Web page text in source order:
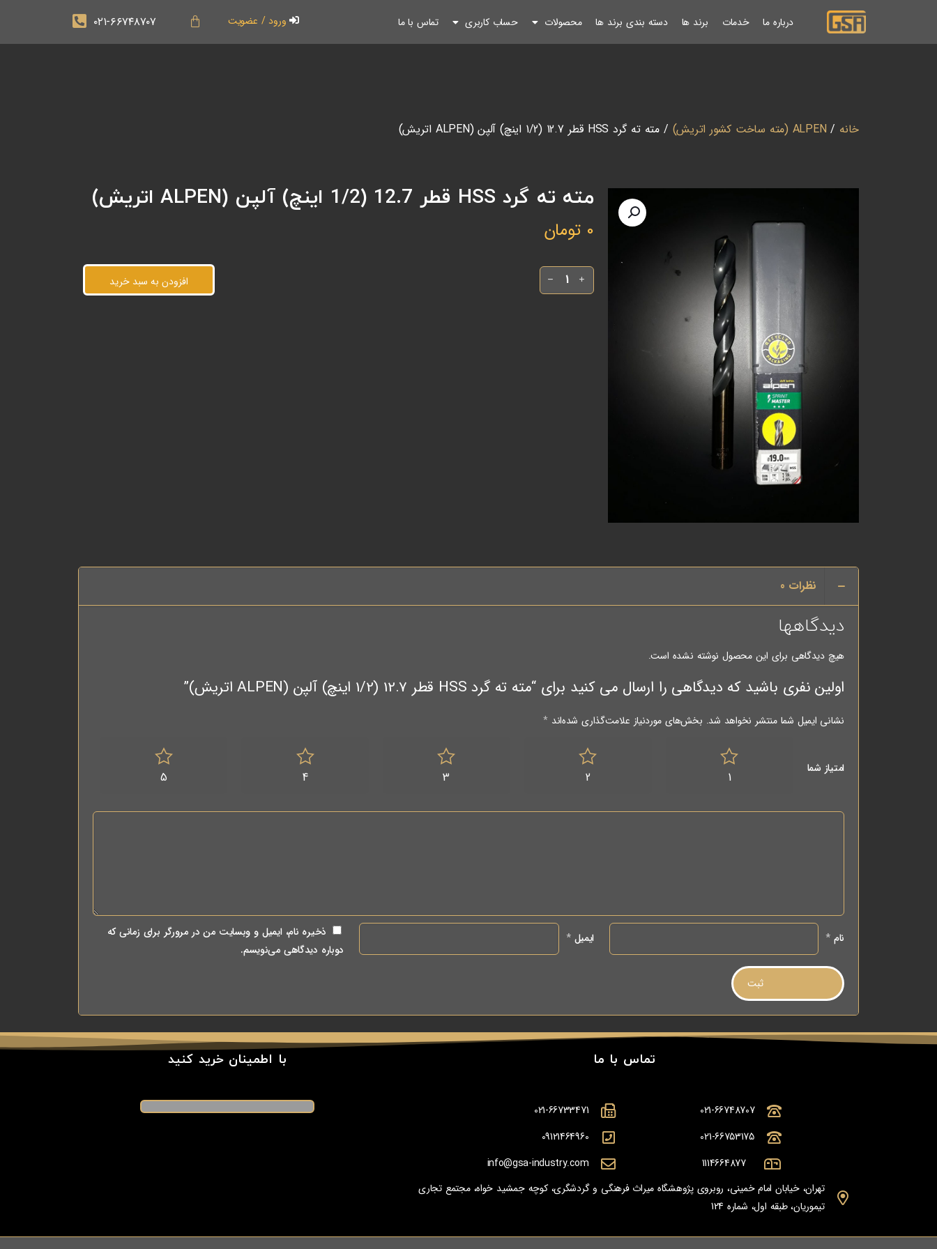
درباره ما خدمات برند ها دسته بندی برند ها محصولات حساب کاربری تماس با ما ورود / عضویت ۰۲۱-۶۶۷۴۸۷۰۷
خانه / ALPEN (مته ساخت کشور اتریش) / مته ته گرد HSS قطر 12.7 (1/2 اینچ) آلپن (ALPEN اتریش)
مته ته گرد HSS قطر 12.7 (1/2 اینچ) آلپن (ALPEN اتریش)
0 تومان
افزودن به سبد خرید
نظرات 0
دیدگاهها
هیچ دیدگاهی برای این محصول نوشته نشده است.
اولین نفری باشید که دیدگاهی را ارسال می کنید برای “مته ته گرد HSS قطر 12.7 (1/2 اینچ) آلپن (ALPEN اتریش)”
نشانی ایمیل شما منتشر نخواهد شد. بخش‌های موردنیاز علامت‌گذاری شده‌اند *
امتیاز شما
1
2
3
4
5
نام* ایمیل*
ذخیره نام، ایمیل و وبسایت من در مرورگر برای زمانی که
دوباره دیدگاهی می‌نویسم.
تماس با ما
021-66748707
021-66753175
1114664877
021-66733471
09121464960
info@gsa-industry.com
تهران، خیابان امام خمینی، روبروی پژوهشگاه میراث فرهنگی و گردشگری، کوچه جمشید خواه، مجتمع تجاری
تیموریان، طبقه اول، شماره 124
با اطمینان خرید کنید